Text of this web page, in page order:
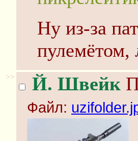
Ну из-за
пулемётом,
>> Й. Швейк
Файл: